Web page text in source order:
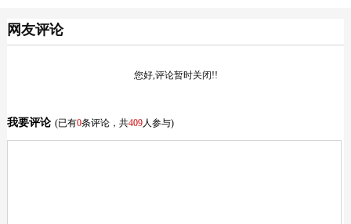
网友评论
您好,评论暂时关闭!!
我要评论 (已有0条评论，共409人参与)